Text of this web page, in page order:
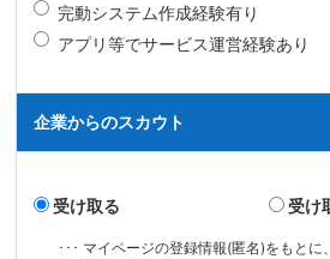
完動システム作成経験有り
アプリ等でサービス運営経験あり
企業からのスカウト
受け取る 受け
･･･ マイページの登録情報(匿名)をもと